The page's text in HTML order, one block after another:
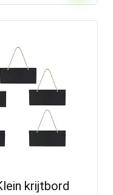
krijtbord